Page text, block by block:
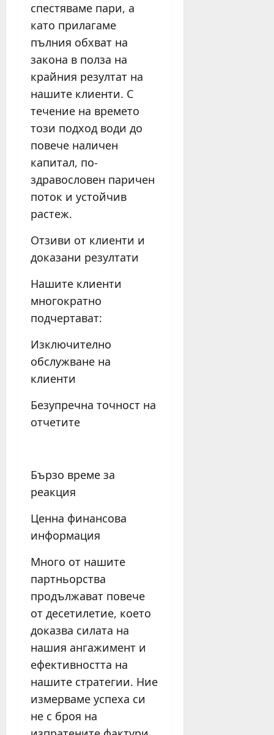
спестяваме пари, а
като прилагаме
пълния обхват на
закона в полза на
крайния резултат на
нашите клиенти. С
течение на времето
този подход води до
повече наличен
капитал, по-
здравословен паричен
поток и устойчив
растеж.
Отзиви от клиенти и
доказани резултати
Нашите клиенти
многократно
подчертават:
Изключително
обслужване на
клиенти
Безупречна точност на
отчетите
Бързо време за
реакция
Ценна финансова
информация
Много от нашите
партньорства
продължават повече
от десетилетие, което
доказва силата на
нашия ангажимент и
ефективността на
нашите стратегии. Ние
измерваме успеха си
не с броя на